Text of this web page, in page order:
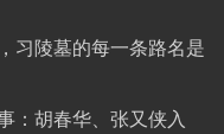
习陵墓的每一条路名是
：胡春华、张又侠入